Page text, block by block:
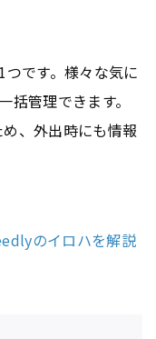
です。様々な気に
括管理できます。
、外出時にも情報
のイロハを解説